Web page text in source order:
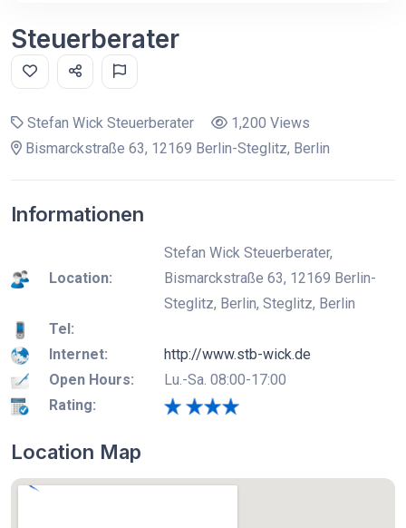
Steuerberater
Stefan Wick Steuerberater
1,200 Views
Bismarckstraße 63, 12169 Berlin-Steglitz, Berlin
Informationen
Location:
Stefan Wick Steuerberater,
Bismarckstraße 63, 12169 Berlin-
Steglitz, Berlin, Steglitz, Berlin
Tel:
Internet:
http://www.stb-wick.de
Open Hours:
Lu.-Sa. 08:00-17:00
Rating:
Location Map